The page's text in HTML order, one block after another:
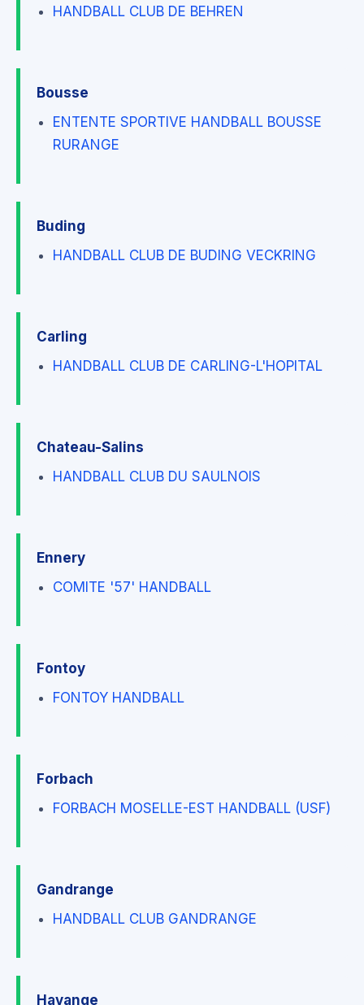
HANDBALL CLUB DE BEHREN
Bousse
ENTENTE SPORTIVE HANDBALL BOUSSE
RURANGE
Buding
HANDBALL CLUB DE BUDING VECKRING
Carling
HANDBALL CLUB DE CARLING-L'HOPITAL
Chateau-Salins
HANDBALL CLUB DU SAULNOIS
Ennery
COMITE '57' HANDBALL
Fontoy
FONTOY HANDBALL
Forbach
FORBACH MOSELLE-EST HANDBALL (USF)
Gandrange
HANDBALL CLUB GANDRANGE
Hayange